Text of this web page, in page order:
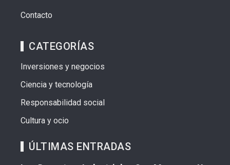
Contacto
CATEGORÍAS
Inversiones y negocios
Ciencia y tecnología
Responsabilidad social
Cultura y ocio
ÚLTIMAS ENTRADAS